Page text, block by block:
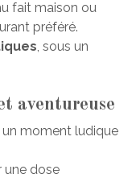
fait maison ou
préféré.
, sous un
aventureuse
moment ludique
une dose